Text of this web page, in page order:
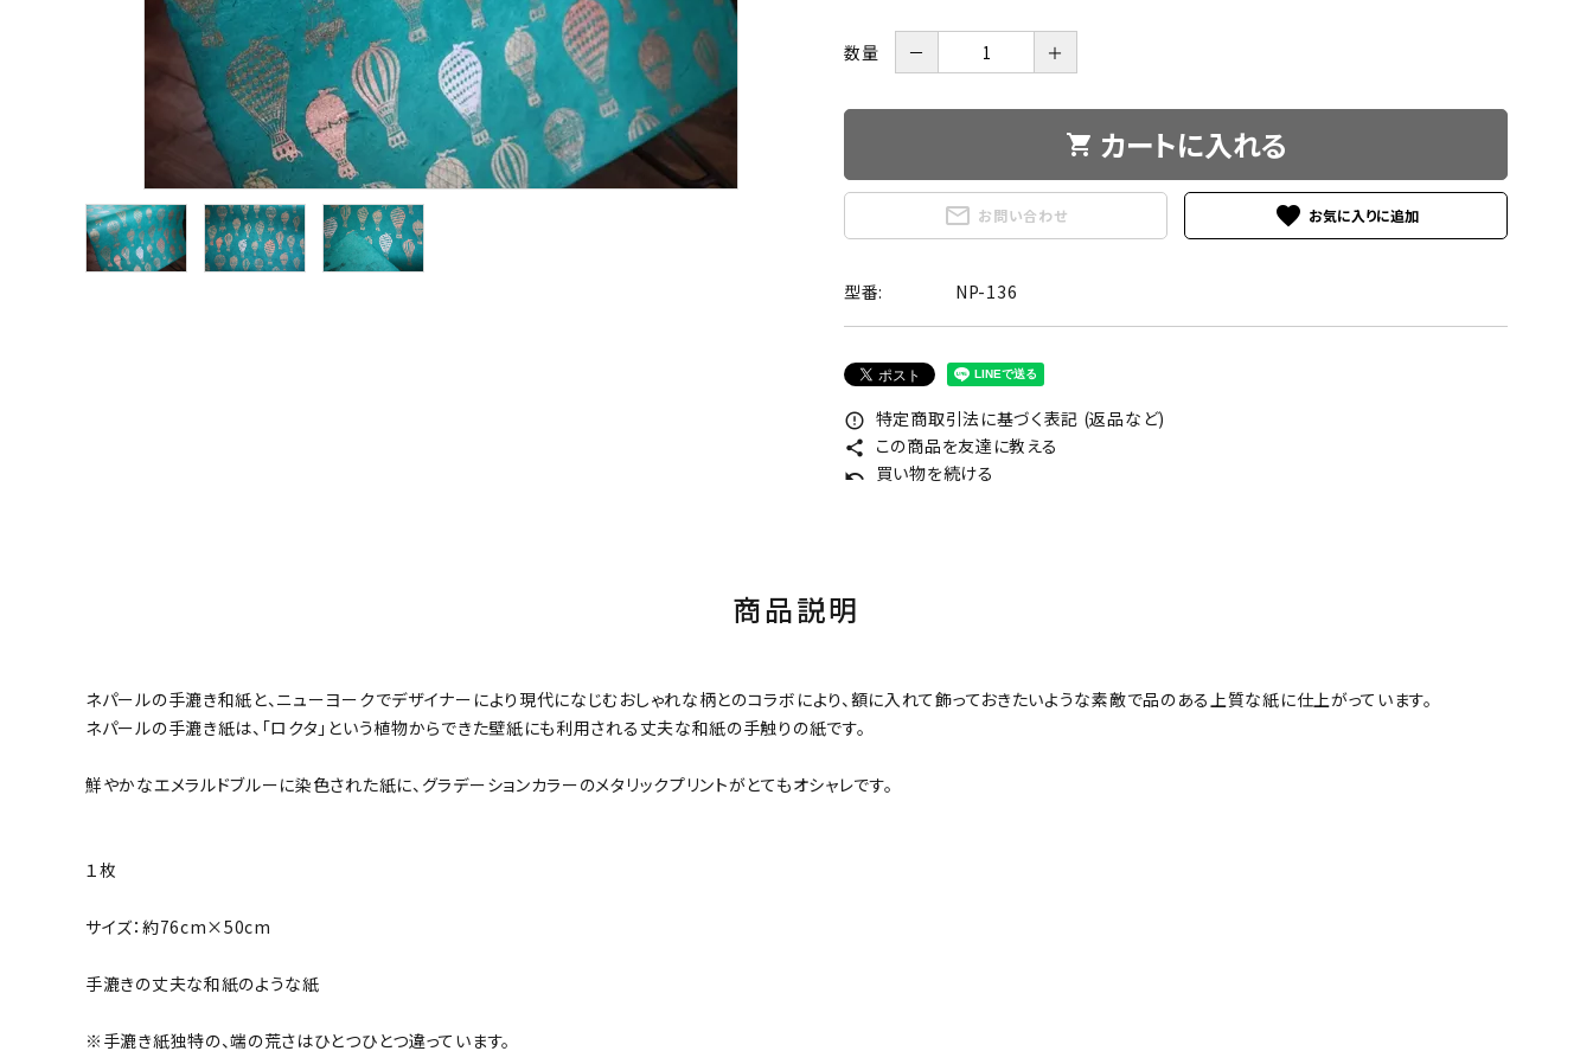
数量 － ＋
shopping_cart カートに入れる
mail_outline お問い合わせ favorite
型番: NP-136
error_outline 特定商取引法に基づく表記 (返品など)
share この商品を友達に教える
undo 買い物を続ける
商品説明
ネパールの手漉き和紙と、ニューヨークでデザイナーにより現代になじむおしゃれな柄とのコラボにより、額に入れて飾っておきたいような素敵で品のある上質な紙に仕上がっています。
ネパールの手漉き紙は、「ロクタ」という植物からできた壁紙にも利用される丈夫な和紙の手触りの紙です。
鮮やかなエメラルドブルーに染色された紙に、グラデーションカラーのメタリックプリントがとてもオシャレです。
１枚
サイズ：約76cm×50cm
手漉きの丈夫な和紙のような紙
※手漉き紙独特の、端の荒さはひとつひとつ違っています。